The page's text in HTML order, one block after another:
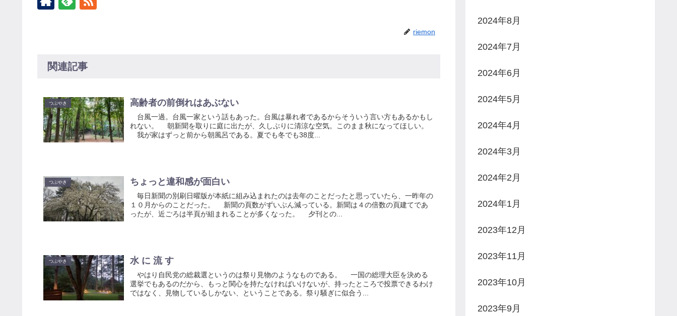
riemon
関連記事
つぶやき 高齢者の前倒れはあぶない
台風一過。台風一家という話もあった。台風は暴れ者であるからそういう言い方もあるかもし
れない。 朝新聞を取りに庭に出たが、久しぶりに清涼な空気。このまま秋になってほしい。
我が家はずっと前から朝風呂である。夏でも冬でも38度...
つぶやき ちょっと違和感が面白い
毎日新聞の別刷日曜版が本紙に組み込まれたのは去年のことだったと思っていたら、一昨年の
１０月からのことだった。 新聞の頁数がずいぶん減っている。新聞は４の倍数の頁建てであ
ったが、近ごろは半頁が組まれることが多くなった。 夕刊との...
つぶやき 水 に 流 す
やはり自民党の総裁選というのは祭り見物のようなものである。 一国の総理大臣を決める
選挙でもあるのだから、もっと関心を持たなければいけないが、持ったところで投票できるわけ
ではなく、見物しているしかない、ということである。祭り騒ぎに似合う...
2024年8月
2024年7月
2024年6月
2024年5月
2024年4月
2024年3月
2024年2月
2024年1月
2023年12月
2023年11月
2023年10月
2023年9月